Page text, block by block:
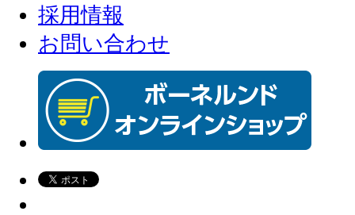
採用情報
お問い合わせ